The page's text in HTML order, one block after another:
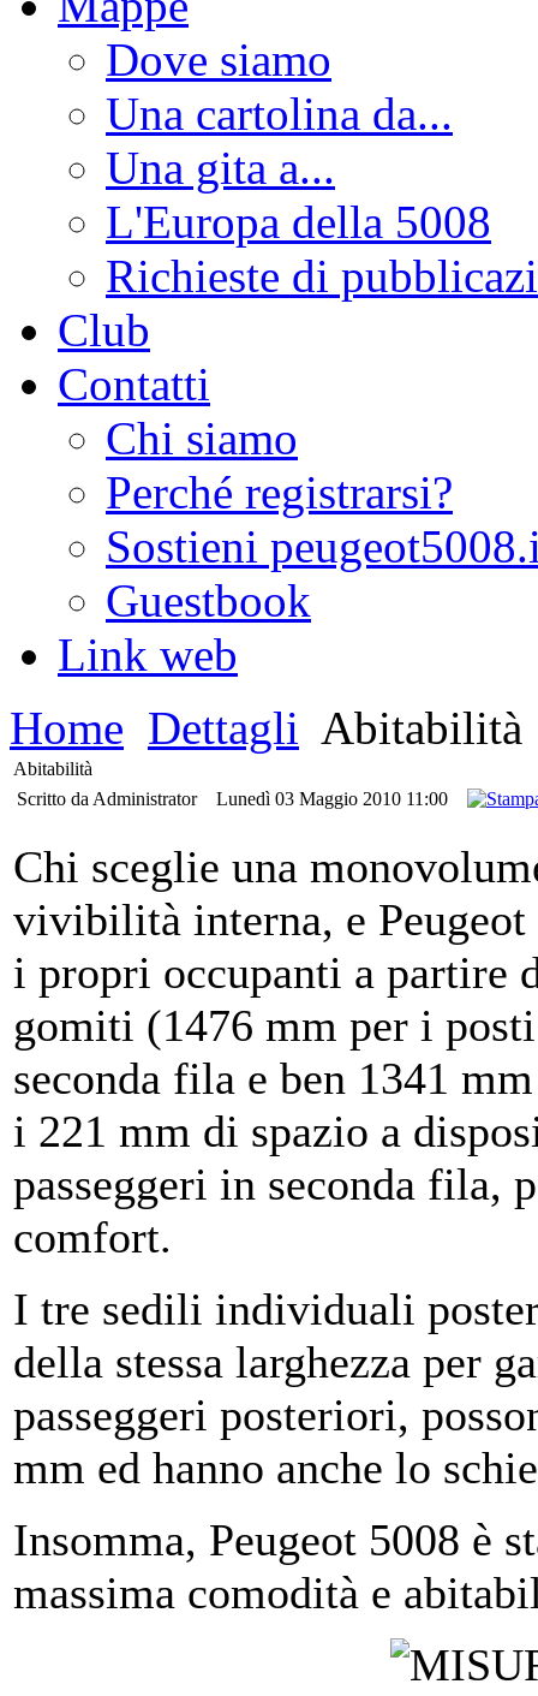
Dove siamo
Una cartolina da...
Una gita a...
L'Europa della 5008
Richieste di
Club
Contatti
Chi siamo
Perché registrarsi?
Sostieni
Guestbook
Link web
Home Dettagli Abitabilità
Abitabilità
Scritto da Administrator
Lunedì 03 Maggio 2010 11:00
Chi sceglie una
vivibilità interna, e Peugeot
i propri occupanti a partire
gomiti (1476 mm per i
seconda fila e ben 1341
i 221 mm di spazio a
passeggeri in seconda fila,
comfort.
I tre sedili individuali
della stessa larghezza per
passeggeri posteriori,
mm ed hanno anche lo
Insomma, Peugeot 5008 è
massima comodità e